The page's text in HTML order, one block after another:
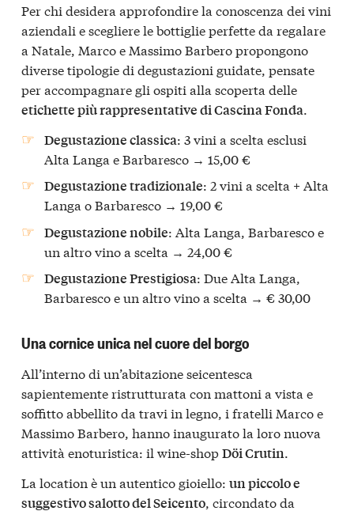
Per chi desidera approfondire la conoscenza dei vini
aziendali e scegliere le bottiglie perfette da regalare
a Natale, Marco e Massimo Barbero propongono
diverse tipologie di degustazioni guidate, pensate
per accompagnare gli ospiti alla scoperta delle
etichette più rappresentative di Cascina Fonda.
Degustazione classica: 3 vini a scelta esclusi
Alta Langa e Barbaresco → 15,00 €
Degustazione tradizionale: 2 vini a scelta + Alta
Langa o Barbaresco → 19,00 €
Degustazione nobile: Alta Langa, Barbaresco e
un altro vino a scelta → 24,00 €
Degustazione Prestigiosa: Due Alta Langa,
Barbaresco e un altro vino a scelta → € 30,00
Una cornice unica nel cuore del borgo
All’interno di un’abitazione seicentesca
sapientemente ristrutturata con mattoni a vista e
soffitto abbellito da travi in legno, i fratelli Marco e
Massimo Barbero, hanno inaugurato la loro nuova
attività enoturistica: il wine-shopDöi Crutin.
La location è un autentico gioiello: un piccolo e
suggestivo salotto del Seicento, circondato da